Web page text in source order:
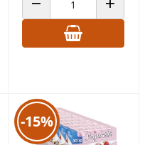
ERHÖHENANZAHL VERRINGERNANZAHL
-15%